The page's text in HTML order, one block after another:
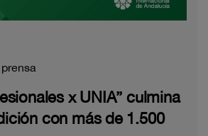
x UNIA” culmina
con más de 1.500